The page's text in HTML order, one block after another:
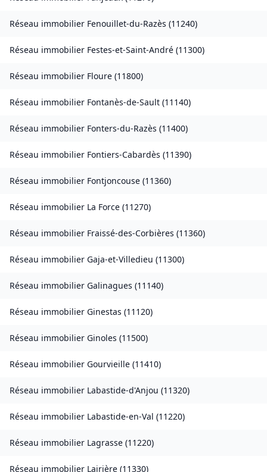
Réseau immobilier Fenouillet-du-Razès (11240)
Réseau immobilier Festes-et-Saint-André (11300)
Réseau immobilier Floure (11800)
Réseau immobilier Fontanès-de-Sault (11140)
Réseau immobilier Fonters-du-Razès (11400)
Réseau immobilier Fontiers-Cabardès (11390)
Réseau immobilier Fontjoncouse (11360)
Réseau immobilier La Force (11270)
Réseau immobilier Fraissé-des-Corbières (11360)
Réseau immobilier Gaja-et-Villedieu (11300)
Réseau immobilier Galinagues (11140)
Réseau immobilier Ginestas (11120)
Réseau immobilier Ginoles (11500)
Réseau immobilier Gourvieille (11410)
Réseau immobilier Labastide-d'Anjou (11320)
Réseau immobilier Labastide-en-Val (11220)
Réseau immobilier Lagrasse (11220)
Réseau immobilier Lairière (11330)